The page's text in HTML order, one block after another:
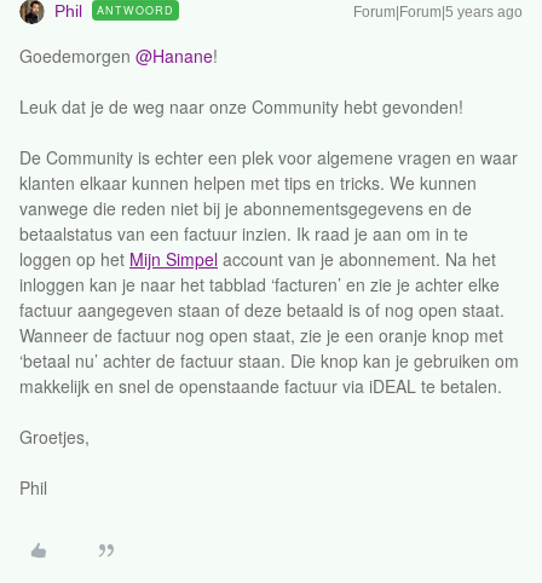
Phil ANTWOORD Forum|Forum|5 years ago
Goedemorgen @Hanane!
Leuk dat je de weg naar onze Community hebt gevonden!
De Community is echter een plek voor algemene vragen en waar
klanten elkaar kunnen helpen met tips en tricks. We kunnen
vanwege die reden niet bij je abonnementsgegevens en de
betaalstatus van een factuur inzien. Ik raad je aan om in te
loggen op het Mijn Simpel account van je abonnement. Na het
inloggen kan je naar het tabblad ‘facturen’ en zie je achter elke
factuur aangegeven staan of deze betaald is of nog open staat.
Wanneer de factuur nog open staat, zie je een oranje knop met
‘betaal nu’ achter de factuur staan. Die knop kan je gebruiken om
makkelijk en snel de openstaande factuur via iDEAL te betalen.
Groetjes,
Phil